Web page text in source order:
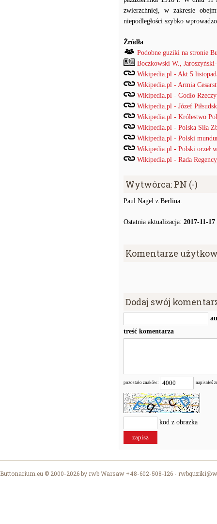
zwierzchniej, w zakresie
niepodległości szybko
Źródła
Podobne guziki na stronie
Boczkowski W.,
Wikipedia.pl - Akt 5
Wikipedia.pl - Armia
Wikipedia.pl - Godło
Wikipedia.pl - Józef
Wikipedia.pl - Królestwo
Wikipedia.pl - Polska Siła
Wikipedia.pl - Polski
Wikipedia.pl - Polski orzeł
Wikipedia.pl - Rada
Wytwórca: PN (-)
Paul Nagel z Berlina.
Ostatnia aktualizacja: 2017-11-17
Komentarze
Dodaj swój
treść komentarza
pozostało znaków: napisałeś
kod z obrazka
Buttonarium.eu © 2000-2026 by rwb Warsaw +48-602-508-126 -